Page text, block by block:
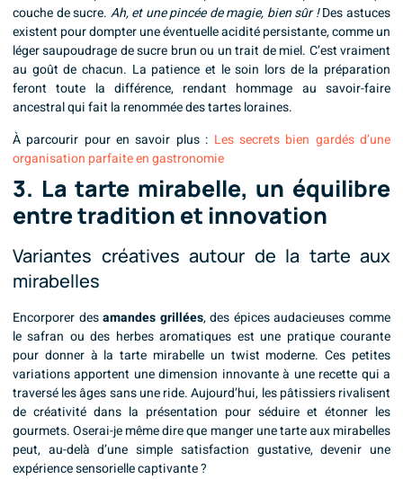
couche de sucre. Ah, et une pincée de magie, bien sûr !Des astuces
existent pour dompter une éventuelle acidité persistante, comme un
léger saupoudrage de sucre brun ou un trait de miel. C’est vraiment
au goût de chacun. La patience et le soin lors de la préparation
feront toute la différence, rendant hommage au savoir-faire
ancestral qui fait la renommée des tartes loraines.
À parcourir pour en savoir plus : Les secrets bien gardés d’une
organisation parfaite en gastronomie
3. La tarte mirabelle, un équilibre
entre tradition et innovation
Variantes créatives autour de la tarte aux
mirabelles
Encorporer desamandes grillées, des épices audacieuses comme
le safran ou des herbes aromatiques est une pratique courante
pour donner à la tarte mirabelle un twist moderne. Ces petites
variations apportent une dimension innovante à une recette qui a
traversé les âges sans une ride. Aujourd’hui, les pâtissiers rivalisent
de créativité dans la présentation pour séduire et étonner les
gourmets. Oserai-je même dire que manger une tarte aux mirabelles
peut, au-delà d’une simple satisfaction gustative, devenir une
expérience sensorielle captivante ?